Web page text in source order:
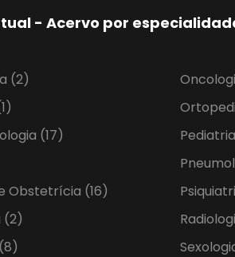
- Acervo por
(2)
(17)
Obstetrícia (16)
(2)
(8)
Pediatria